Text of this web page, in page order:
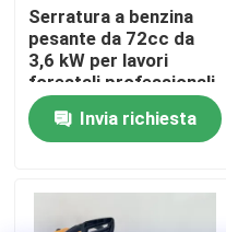
Chiedi un preventivo
Motosega della benzina
motosega elettrica
Serratura a benzina
pesante da 72cc da
3,6 kW per lavori
forestali professionali
Invia richiesta